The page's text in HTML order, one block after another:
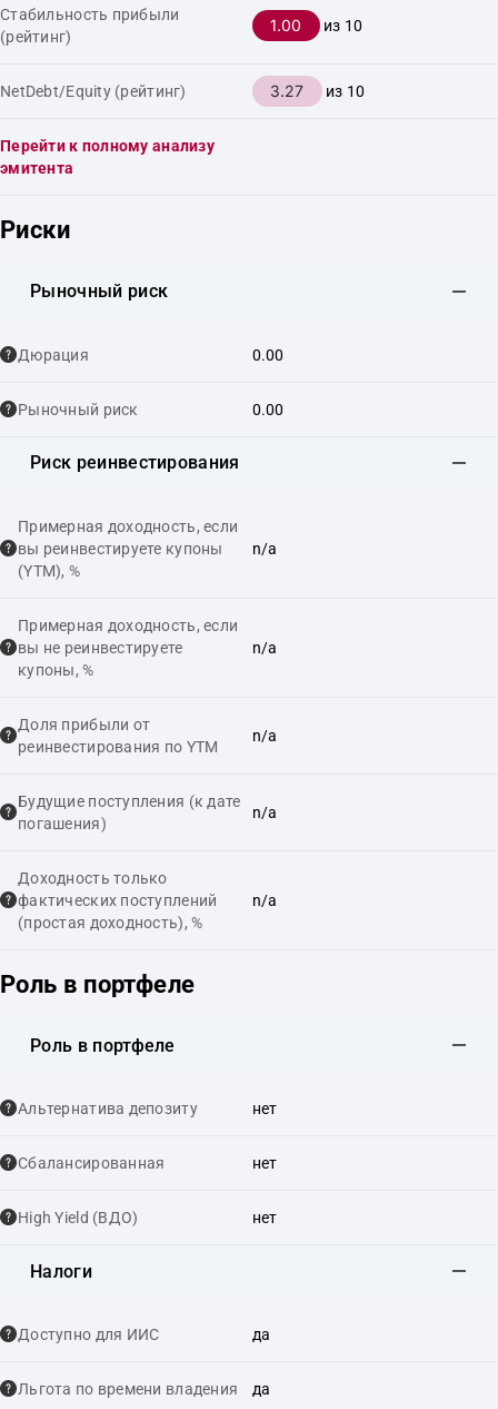
Стабильность прибыли
(рейтинг)
1.00 из 10
NetDebt/Equity (рейтинг) 3.27 из 10
Перейти к полному анализу
эмитента
Риски
Рыночный риск
Дюрация 0.00
Рыночный риск 0.00
Риск реинвестирования
Примерная доходность, если
вы реинвестируете купоны
(YTM), %
n/a
Примерная доходность, если
вы не реинвестируете
купоны, %
n/a
Доля прибыли от
реинвестирования по YTM
n/a
Будущие поступления (к дате
погашения)
n/a
Доходность только
фактических поступлений
(простая доходность), %
n/a
Роль в портфеле
Роль в портфеле
Альтернатива депозиту нет
Сбалансированная нет
High Yield (ВДО) нет
Налоги
Доступно для ИИС да
Льгота по времени владения да